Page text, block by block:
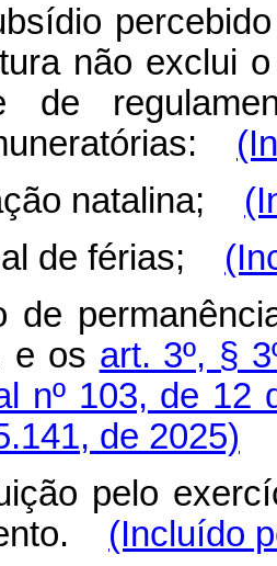
não exclui
de
natalina;
de férias;
de
e os art. 3º, §
nº 103, de 12
de 2025)
pelo
(Incluído